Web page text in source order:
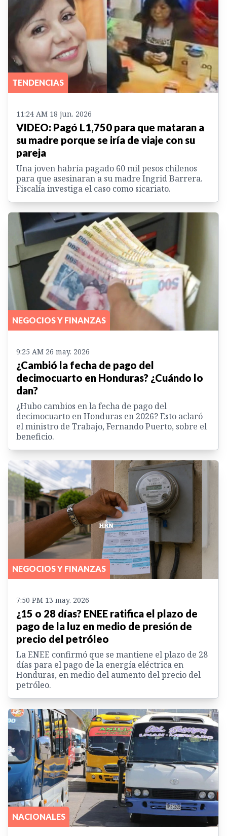
TENDENCIAS
11:24 AM 18 jun. 2026
VIDEO: Pagó L1,750 para que mataran a
su madre porque se iría de viaje con su
pareja
Una joven habría pagado 60 mil pesos chilenos
para que asesinaran a su madre Ingrid Barrera.
Fiscalía investiga el caso como sicariato.
NEGOCIOS Y FINANZAS
9:25 AM 26 may. 2026
¿Cambió la fecha de pago del
decimocuarto en Honduras? ¿Cuándo lo
dan?
¿Hubo cambios en la fecha de pago del
decimocuarto en Honduras en 2026? Esto aclaró
el ministro de Trabajo, Fernando Puerto, sobre el
beneficio.
NEGOCIOS Y FINANZAS
7:50 PM 13 may. 2026
¿15 o 28 días? ENEE ratifica el plazo de
pago de la luz en medio de presión de
precio del petróleo
La ENEE confirmó que se mantiene el plazo de 28
días para el pago de la energía eléctrica en
Honduras, en medio del aumento del precio del
petróleo.
NACIONALES